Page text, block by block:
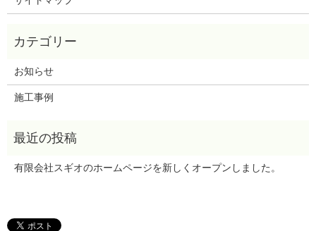
お知らせ
施工事例
有限会社スギオのホームページを新しくオープンしました。